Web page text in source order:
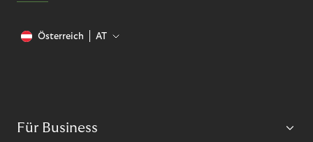
Österreich AT
Für Business